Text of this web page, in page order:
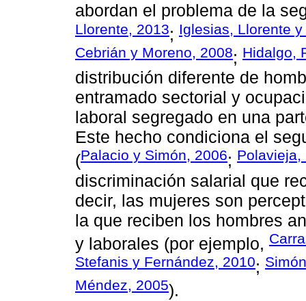
abordan el problema de la
Llorente, 2013; Iglesias, Llorente
Cebrián y Moreno, 2008; Hidalgo,
distribución diferente de
entramado sectorial y
laboral segregado en una
Este hecho condiciona el
(Palacio y Simón, 2006; Polavieja,
discriminación salarial que
decir, las mujeres son
la que reciben los hombres
y laborales (por ejemplo,
Stefanis y Fernández, 2010;
Méndez, 2005).